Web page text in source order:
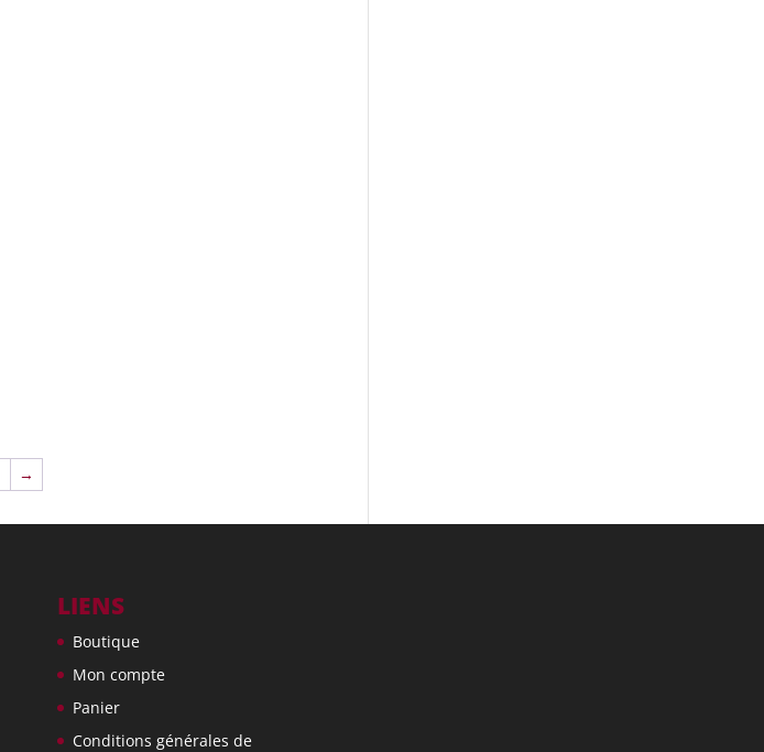
→
LIENS
Boutique
Mon compte
Panier
Conditions générales de